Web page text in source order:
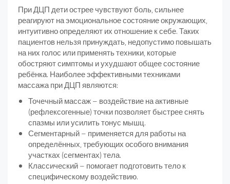
При ДЦП дети острее чувствуют боль, сильнее
реагируют на эмоциональное состояние окружающих,
интуитивно определяют их отношение к себе. Таких
пациентов нельзя принуждать, недопустимо повышать
на них голос или применять техники, которые
обостряют симптомы и ухудшают общее состояние
ребёнка. Наиболее эффективными техниками
массажа при ДЦП являются:
Точечный массаж – воздействие на активные
(рефлексогенные) точки позволяет быстрее снять
спазмы или усилить тонус мышц.
Сегментарный – применяется для работы на
определённых, требующих особого внимания
участках (сегментах) тела.
Классический – помогает подготовить тело к
специфическому воздействию.